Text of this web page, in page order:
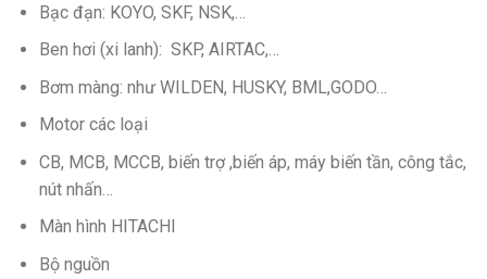
Bạc đạn: KOYO, SKF, NSK,…
Ben hơi (xi lanh): SKP, AIRTAC,…
Bơm màng: như WILDEN, HUSKY, BML,GODO…
Motor các loại
CB, MCB, MCCB, biến trợ ,biến áp, máy biến tần, công tắc,
nút nhấn…
Màn hình HITACHI
Bộ nguồn